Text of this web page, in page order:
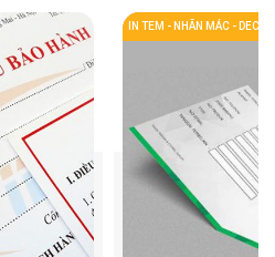
IN TEM - NHÃN MÁC - DECAL